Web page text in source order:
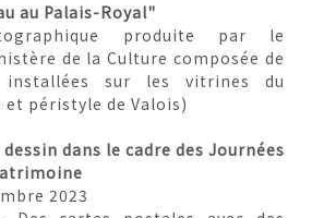
au Palais-Royal"
produite par le
de la Culture composée de
installées sur les vitrines du
péristyle de Valois)
dans le cadre des Journées
2023